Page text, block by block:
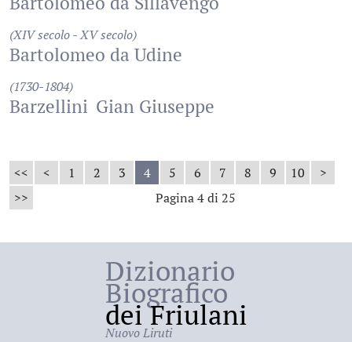
(XIV secolo - XV secolo)
Bartolomeo da Udine
(1730-1804)
Barzellini Gian Giuseppe
<< < 1 2 3 4 5 6 7 8 9 10
>
>>
Pagina 4 di 25
Dizionario
Biografico
dei Friulani
Nuovo Liruti